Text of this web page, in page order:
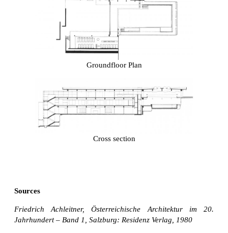
Groundfloor Plan
Cross section
Sources
Friedrich Achleitner, Österreichische Architektur im 20.
Jahrhundert – Band 1, Salzburg: Residenz Verlag, 1980